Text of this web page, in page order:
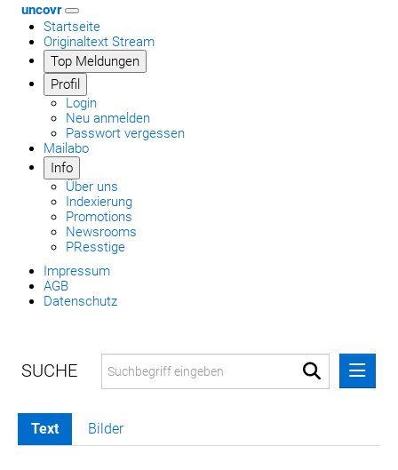
uncovr
Startseite
Originaltext Stream
Top Meldungen
Profil
Login
Neu anmelden
Passwort vergessen
Mailabo
Info
Über uns
Indexierung
Promotions
Newsrooms
PResstige
Impressum
AGB
Datenschutz
MELDUNGEN
Text Bilder